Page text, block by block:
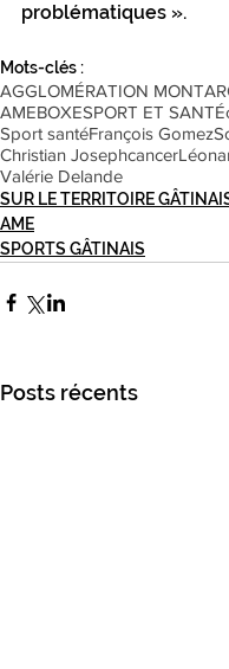
problématiques ».
Mots-clés :
AMEBOXESPORT ET SANTÉ
Sport santéFrançois Gomez
Christian Josephcancer
Valérie Delande
SUR LE TERRITOIRE
AME
SPORTS GÂTINAIS
Posts récents